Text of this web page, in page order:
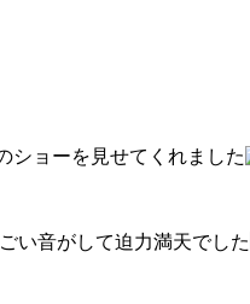
ショーを見せてくれました
い音がして迫力満天でした